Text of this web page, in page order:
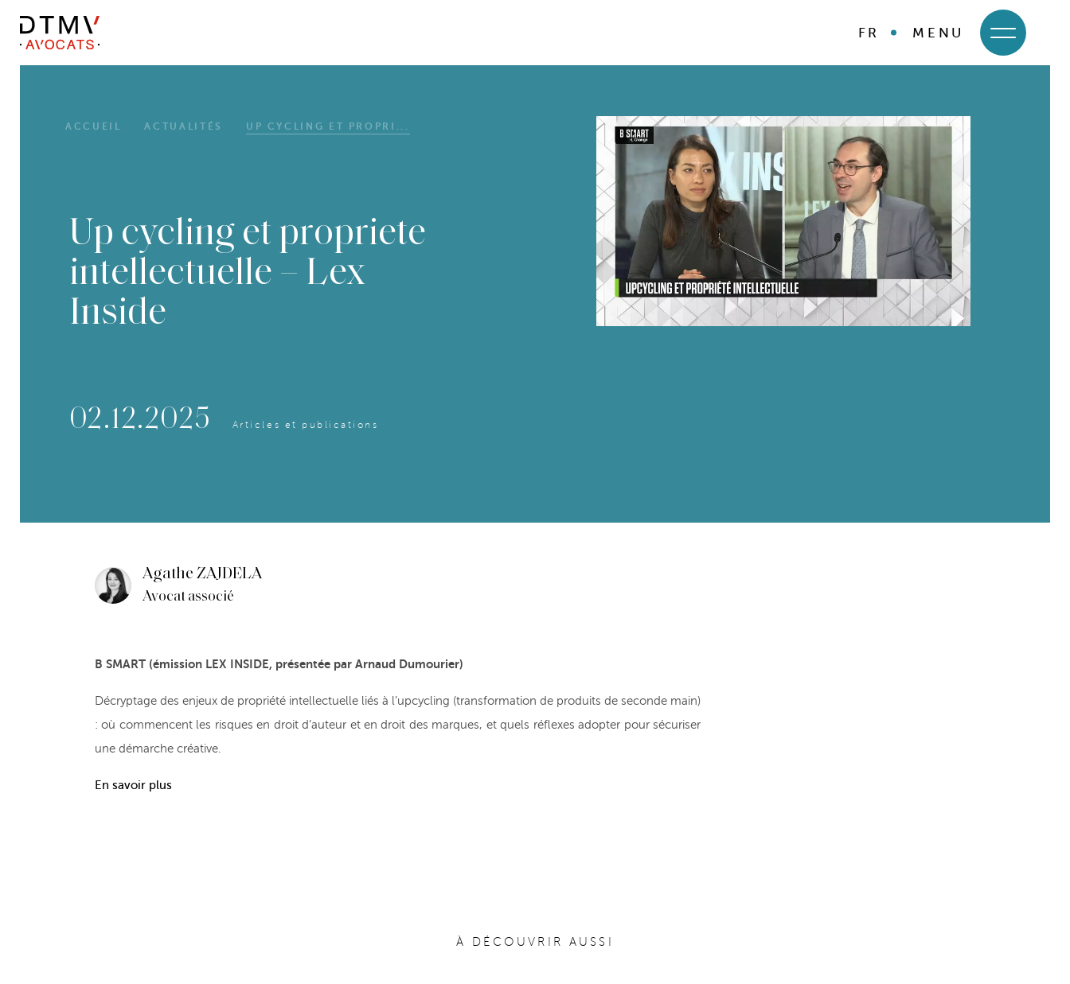
FR MENU
ACCUEIL ACTUALITÉS UP CYCLING ET PROPRI...
Up cycling et propriete
intellectuelle – Lex
Inside
02.12.2025 Articles et publications
Agathe ZAJDELA
Avocat associé
B SMART (émission LEX INSIDE, présentée par Arnaud Dumourier)
Décryptage des enjeux de propriété intellectuelle liés à l’upcycling (transformation de produits de seconde main)
: où commencent les risques en droit d’auteur et en droit des marques, et quels réflexes adopter pour sécuriser
une démarche créative.
En savoir plus
À DÉCOUVRIR AUSSI